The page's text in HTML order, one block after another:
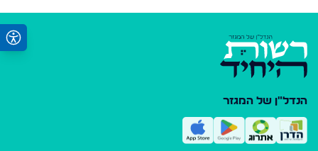
הנדל"ן של המגזר